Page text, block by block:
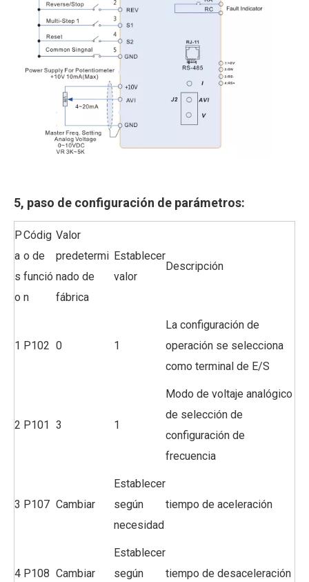
5, paso de configuración de parámetros:
P
a
s
o
Códig
o de
funció
n
Valor
predetermi
nado de
fábrica
Establecer
valor
Descripción
1 P102 0 1
La configuración de
operación se selecciona
como terminal de E/S
2 P101 3 1
Modo de voltaje analógico
de selección de
configuración de
frecuencia
3 P107 Cambiar
Establecer
según
necesidad
tiempo de aceleración
4 P108 Cambiar
Establecer
según
tiempo de desaceleración